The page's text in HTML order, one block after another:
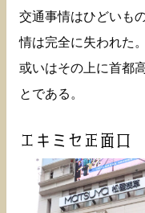
交通事情はひどいも
情は完全に失われた
或いはその上に首都
とである。
エキミセ正面口